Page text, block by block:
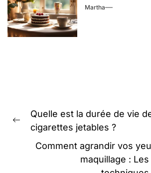
Martha
Navigation
de
l’article
Previous
Quelle est la durée de vie
cigarettes jetables ?
Comment agrandir vos
maquillage :